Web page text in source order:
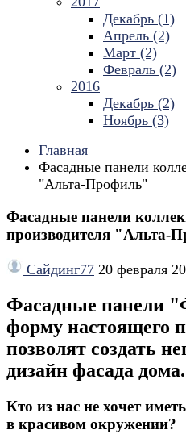
Декабрь (1)
Апрель (2)
Март (2)
Февраль (2)
2016
Декабрь (2)
Ноябрь (3)
Главная
Фасадные панели
"Альта-Профиль"
Фасадные панели
производителя "Альта-
Сайдинг77 20 февраля
Фасадные панели
форму настоящего
позволят создать
дизайн фасада дома.
Кто из нас не хочет
в красивом окружении?